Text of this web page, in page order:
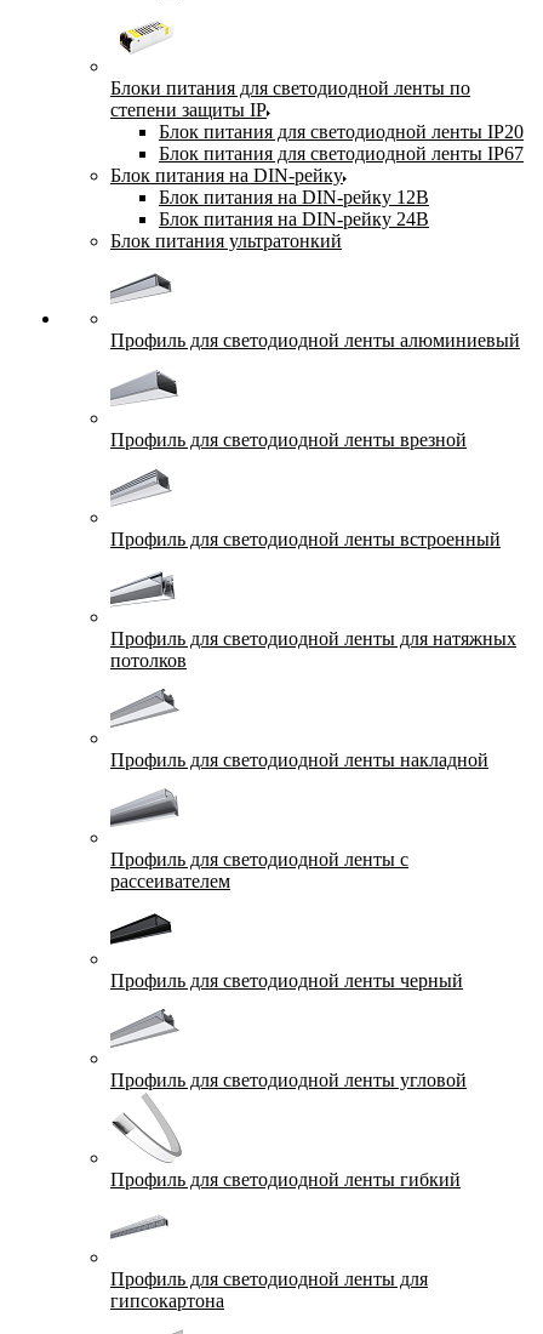
Блоки питания для светодиодной ленты по
степени защиты IP
Блок питания для светодиодной ленты IP20
Блок питания для светодиодной ленты IP67
Блок питания на DIN-рейку
Блок питания на DIN-рейку 12В
Блок питания на DIN-рейку 24В
Блок питания ультратонкий
Профиль для светодиодной ленты алюминиевый
Профиль для светодиодной ленты врезной
Профиль для светодиодной ленты встроенный
Профиль для светодиодной ленты для натяжных
потолков
Профиль для светодиодной ленты накладной
Профиль для светодиодной ленты с
рассеивателем
Профиль для светодиодной ленты черный
Профиль для светодиодной ленты угловой
Профиль для светодиодной ленты гибкий
Профиль для светодиодной ленты для
гипсокартона